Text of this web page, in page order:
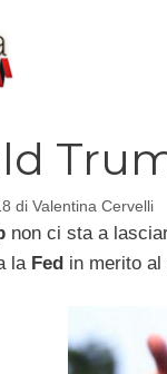
di Valentina Cervelli
non ci sta a
la Fed in merito al